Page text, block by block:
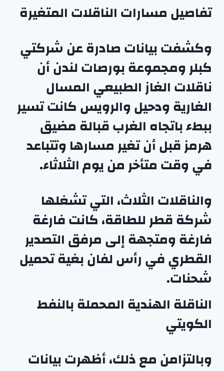
تفاصيل مسارات الناقلات المتغيرة
وكشفت بيانات صادرة عن شركتي
كبلر ومجموعة بورصات لندن أن
ناقلات الغاز الطبيعي المسال
الغارية ودحيل والرويس كانت تسير
ببطء باتجاه الغرب قبالة مضيق
هرمز قبل أن تغير مسارها وتتباعد
في وقت متأخر من يوم الثلاثاء.
والناقلات الثلاث، التي تشغلها
شركة قطر للطاقة، كانت فارغة
فارغة ومتجهة إلى مرفق التصدير
القطري في رأس لفان بغية تحميل
شحنات.
الناقلة الهندية المحملة بالنفط
الكويتي
وبالتزامن مع ذلك، أظهرت بيانات